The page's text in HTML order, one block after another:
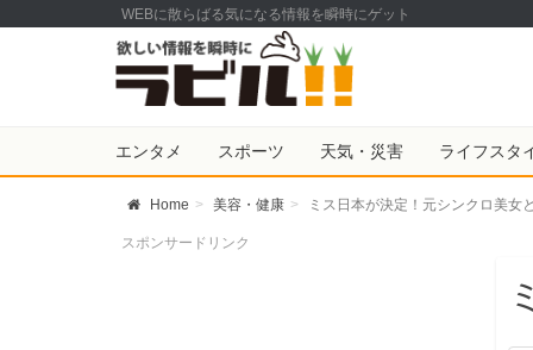
WEBに散らばる気になる情報を瞬時にゲット
エンタメ スポーツ 天気・災害 ライフスタ
Home 美容・健康 ミス日本が決定！元シンクロ美女
スポンサードリンク